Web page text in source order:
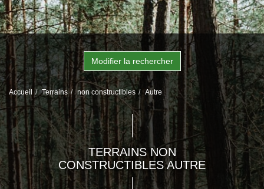
Modifier la rechercher
Accueil Terrains non constructibles Autre
TERRAINS NON
CONSTRUCTIBLES AUTRE